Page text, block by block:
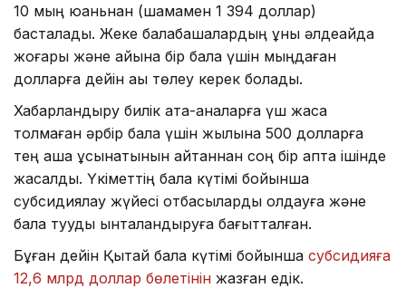
10 мың юаньнан (шамамен 1 394 доллар)
басталады. Жеке балабақшалардың құны әлдеқайда
жоғары және айына бір бала үшін мыңдаған
долларға дейін ақы төлеу керек болады.
Хабарландыру билік ата-аналарға үш жасқа
толмаған әрбір бала үшін жылына 500 долларға
тең ақша ұсынатынын айтқаннан соң бір апта ішінде
жасалды. Үкіметтің бала күтімі бойынша
субсидиялау жүйесі отбасыларды қолдауға және
бала тууды ынталандыруға бағытталған.
Бұған дейін Қытай бала күтімі бойынша субсидияға
12,6 млрд доллар бөлетінін жазған едік.